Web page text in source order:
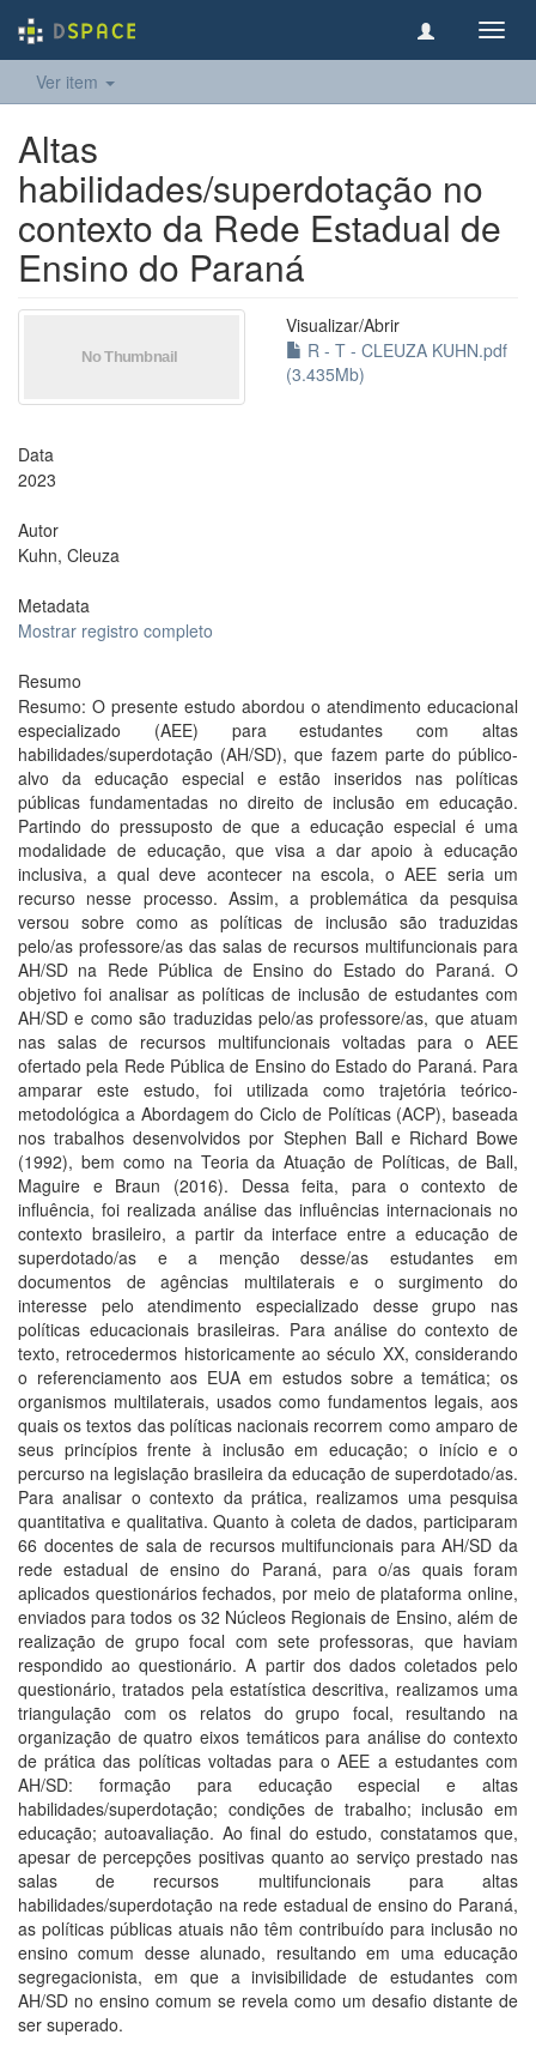
Ver item
Altas
habilidades/superdotação no
contexto da Rede Estadual de
Ensino do Paraná
Visualizar/Abrir
R - T - CLEUZA KUHN.pdf
(3.435Mb)
Data
2023
Autor
Kuhn, Cleuza
Metadata
Mostrar registro completo
Resumo
Resumo: O presente estudo abordou o atendimento educacional
especializado (AEE) para estudantes com altas
habilidades/superdotação (AH/SD), que fazem parte do público-
alvo da educação especial e estão inseridos nas políticas
públicas fundamentadas no direito de inclusão em educação.
Partindo do pressuposto de que a educação especial é uma
modalidade de educação, que visa a dar apoio à educação
inclusiva, a qual deve acontecer na escola, o AEE seria um
recurso nesse processo. Assim, a problemática da pesquisa
versou sobre como as políticas de inclusão são traduzidas
pelo/as professore/as das salas de recursos multifuncionais para
AH/SD na Rede Pública de Ensino do Estado do Paraná. O
objetivo foi analisar as políticas de inclusão de estudantes com
AH/SD e como são traduzidas pelo/as professore/as, que atuam
nas salas de recursos multifuncionais voltadas para o AEE
ofertado pela Rede Pública de Ensino do Estado do Paraná. Para
amparar este estudo, foi utilizada como trajetória teórico-
metodológica a Abordagem do Ciclo de Políticas (ACP), baseada
nos trabalhos desenvolvidos por Stephen Ball e Richard Bowe
(1992), bem como na Teoria da Atuação de Políticas, de Ball,
Maguire e Braun (2016). Dessa feita, para o contexto de
influência, foi realizada análise das influências internacionais no
contexto brasileiro, a partir da interface entre a educação de
superdotado/as e a menção desse/as estudantes em
documentos de agências multilaterais e o surgimento do
interesse pelo atendimento especializado desse grupo nas
políticas educacionais brasileiras. Para análise do contexto de
texto, retrocedermos historicamente ao século XX, considerando
o referenciamento aos EUA em estudos sobre a temática; os
organismos multilaterais, usados como fundamentos legais, aos
quais os textos das políticas nacionais recorrem como amparo de
seus princípios frente à inclusão em educação; o início e o
percurso na legislação brasileira da educação de superdotado/as.
Para analisar o contexto da prática, realizamos uma pesquisa
quantitativa e qualitativa. Quanto à coleta de dados, participaram
66 docentes de sala de recursos multifuncionais para AH/SD da
rede estadual de ensino do Paraná, para o/as quais foram
aplicados questionários fechados, por meio de plataforma online,
enviados para todos os 32 Núcleos Regionais de Ensino, além de
realização de grupo focal com sete professoras, que haviam
respondido ao questionário. A partir dos dados coletados pelo
questionário, tratados pela estatística descritiva, realizamos uma
triangulação com os relatos do grupo focal, resultando na
organização de quatro eixos temáticos para análise do contexto
de prática das políticas voltadas para o AEE a estudantes com
AH/SD: formação para educação especial e altas
habilidades/superdotação; condições de trabalho; inclusão em
educação; autoavaliação. Ao final do estudo, constatamos que,
apesar de percepções positivas quanto ao serviço prestado nas
salas de recursos multifuncionais para altas
habilidades/superdotação na rede estadual de ensino do Paraná,
as políticas públicas atuais não têm contribuído para inclusão no
ensino comum desse alunado, resultando em uma educação
segregacionista, em que a invisibilidade de estudantes com
AH/SD no ensino comum se revela como um desafio distante de
ser superado.